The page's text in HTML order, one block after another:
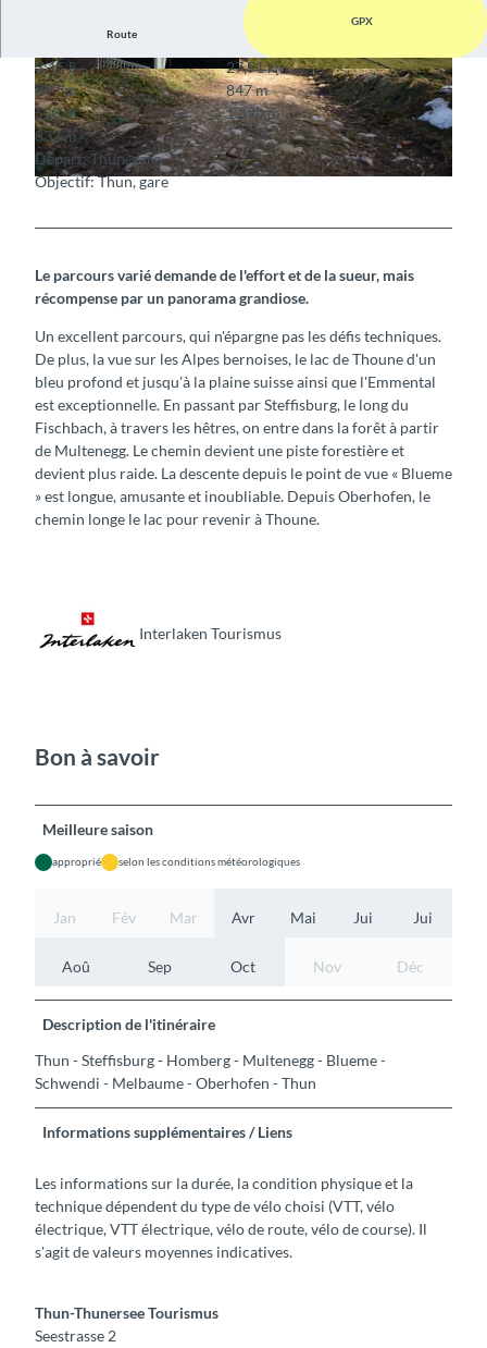
© Interlaken Tourismus, Interlaken Tourismus
© Interlaken Tourismus, Interlaken Tourismus © Interlaken Tourismus, Interlaken Tourismus
Route
GPX
3:15 h
27,91 km
847 m
847 m
558 m
1.390 m
832 m
Départ: Thun, gare
Objectif: Thun, gare
Le parcours varié demande de l'effort et de la sueur, mais
récompense par un panorama grandiose.
Un excellent parcours, qui n'épargne pas les défis techniques.
De plus, la vue sur les Alpes bernoises, le lac de Thoune d'un
bleu profond et jusqu'à la plaine suisse ainsi que l'Emmental
est exceptionnelle. En passant par Steffisburg, le long du
Fischbach, à travers les hêtres, on entre dans la forêt à partir
de Multenegg. Le chemin devient une piste forestière et
devient plus raide. La descente depuis le point de vue « Blueme
» est longue, amusante et inoubliable. Depuis Oberhofen, le
chemin longe le lac pour revenir à Thoune.
Interlaken Tourismus
Bon à savoir
Meilleure saison
approprié selon les conditions météorologiques
Jan Fév Mar Avr Mai Jui Jui
Aoû Sep Oct Nov Déc
Description de l'itinéraire
Thun - Steffisburg - Homberg - Multenegg - Blueme -
Schwendi - Melbaume - Oberhofen - Thun
Informations supplémentaires / Liens
Les informations sur la durée, la condition physique et la
technique dépendent du type de vélo choisi (VTT, vélo
électrique, VTT électrique, vélo de route, vélo de course). Il
s'agit de valeurs moyennes indicatives.
Thun-Thunersee Tourismus
Seestrasse 2